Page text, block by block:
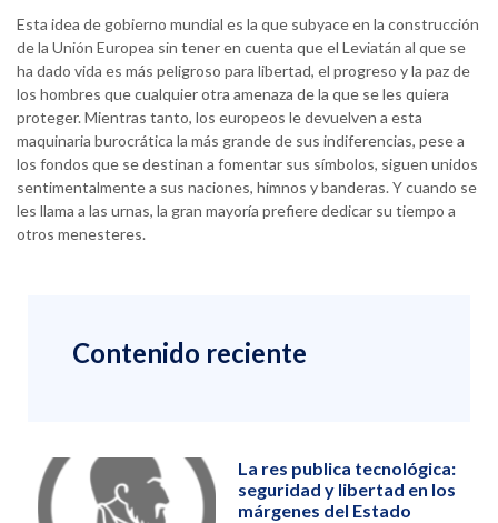
Esta idea de gobierno mundial es la que subyace en la construcción
de la Unión Europea sin tener en cuenta que el Leviatán al que se
ha dado vida es más peligroso para libertad, el progreso y la paz de
los hombres que cualquier otra amenaza de la que se les quiera
proteger. Mientras tanto, los europeos le devuelven a esta
maquinaria burocrática la más grande de sus indiferencias, pese a
los fondos que se destinan a fomentar sus símbolos, siguen unidos
sentimentalmente a sus naciones, himnos y banderas. Y cuando se
les llama a las urnas, la gran mayoría prefiere dedicar su tiempo a
otros menesteres.
Contenido reciente
La res publica tecnológica:
seguridad y libertad en los
márgenes del Estado